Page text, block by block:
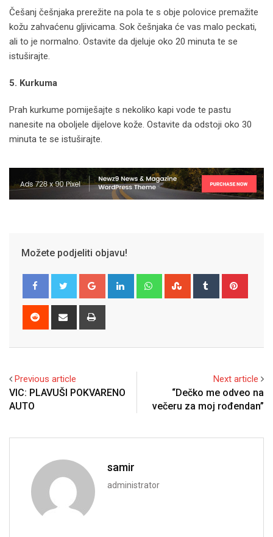
Češanj češnjaka prerežite na pola te s obje polovice premažite
kožu zahvaćenu gljivicama. Sok češnjaka će vas malo peckati,
ali to je normalno. Ostavite da djeluje oko 20 minuta te se
istuširajte.
5. Kurkuma
Prah kurkume pomiješajte s nekoliko kapi vode te pastu
nanesite na oboljele dijelove kože. Ostavite da odstoji oko 30
minuta te se istuširajte.
Možete podjeliti objavu!
Google+ LinkedIn WhatsappStumbleUpon
Tumblr
Reddit
Share
Previous article
VIC: PLAVUŠI POKVARENO
AUTO
Next article
“Dečko me odveo na
večeru za moj rođendan”
samir
administrator